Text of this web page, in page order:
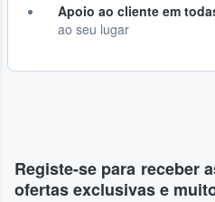
Apoio ao cliente em
ao seu lugar
Registe-se para receber
ofertas exclusivas e